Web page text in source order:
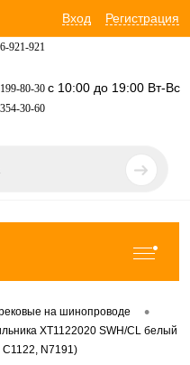
Вход Регистрация
921-921
80-30 с 10:00 до 19:00 Вт-Вс
30-60
на шинопроводе •
XT1122020 SWH/CL белый
N7191)